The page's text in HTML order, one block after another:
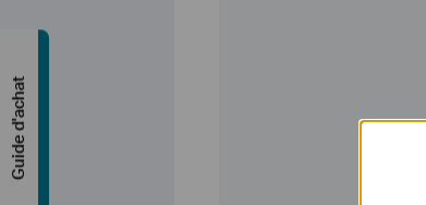
Guide d'achat